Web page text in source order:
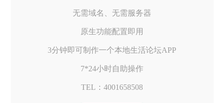
无需域名、无需服务器
原生功能配置即用
3分钟即可制作一个本地生活论坛APP
7*24小时自助操作
TEL：4001658508